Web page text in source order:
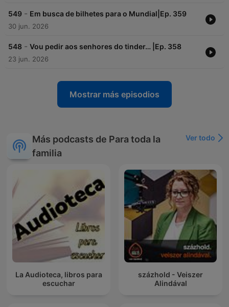
549 - Em busca de bilhetes para o Mundial|Ep. 359
30 jun. 2026
548 - Vou pedir aos senhores do tinder… |Ep. 358
23 jun. 2026
Mostrar más episodios
Más podcasts de Para toda la
familia
Ver todo
La Audioteca, libros para
escuchar
százhold - Veiszer
Alindával